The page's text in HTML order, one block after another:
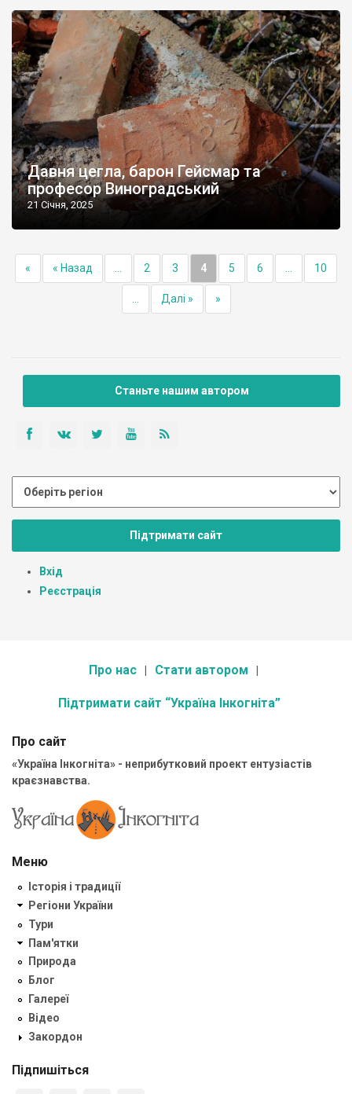
Давня цегла, барон Гейсмар та
професор Виноградський
21 Січня, 2025
« « Назад 2 3 4 5 6 10
Далі » »
Станьте нашим автором
Підтримати сайт
Вхід
Реєстрація
Про нас Стати автором
Підтримати сайт “Україна Інкогніта”
Про сайт
«Україна Інкогніта» - неприбутковий проект ентузіастів
краєзнавства.
Меню
Історія і традиції
Регіони України
Тури
Пам'ятки
Природа
Блог
Галереї
Відео
Закордон
Підпишіться